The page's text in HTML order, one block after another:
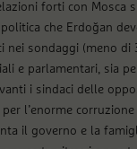
forti con Mosca
che Erdoğan
nei sondaggi (meno di
e parlamentari, sia
i sindaci delle
l’enorme
il governo e la